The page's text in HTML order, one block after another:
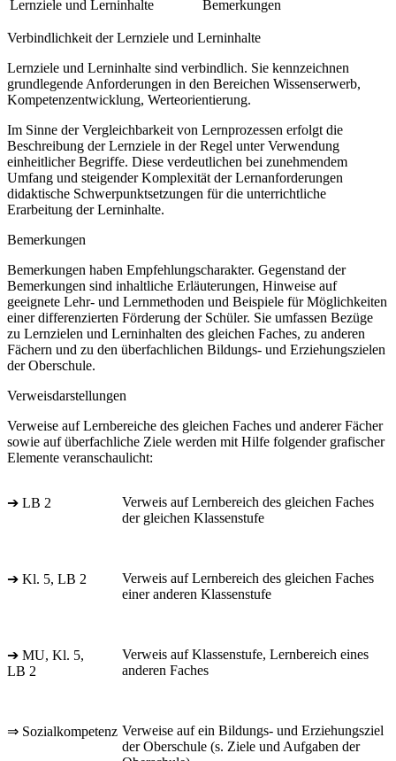
Lernziele und Lerninhalte Bemerkungen
Verbindlichkeit der Lernziele und Lerninhalte
Lernziele und Lerninhalte sind verbindlich. Sie kennzeichnen
grundlegende Anforderungen in den Bereichen Wissenserwerb,
Kompetenzentwicklung, Werteorientierung.
Im Sinne der Vergleichbarkeit von Lernprozessen erfolgt die
Beschreibung der Lernziele in der Regel unter Verwendung
einheitlicher Begriffe. Diese verdeutlichen bei zunehmendem
Umfang und steigender Komplexität der Lernanforderungen
didaktische Schwerpunktsetzungen für die unterrichtliche
Erarbeitung der Lerninhalte.
Bemerkungen
Bemerkungen haben Empfehlungscharakter. Gegenstand der
Bemerkungen sind inhaltliche Erläuterungen, Hinweise auf
geeignete Lehr- und Lernmethoden und Beispiele für Möglichkeiten
einer differenzierten Förderung der Schüler. Sie umfassen Bezüge
zu Lernzielen und Lerninhalten des gleichen Faches, zu anderen
Fächern und zu den überfachlichen Bildungs- und Erziehungszielen
der Oberschule.
Verweisdarstellungen
Verweise auf Lernbereiche des gleichen Faches und anderer Fächer
sowie auf überfachliche Ziele werden mit Hilfe folgender grafischer
Elemente veranschaulicht:
➔ LB 2
Verweis auf Lernbereich des gleichen Faches
der gleichen Klassenstufe
➔ Kl. 5, LB 2
Verweis auf Lernbereich des gleichen Faches
einer anderen Klassenstufe
➔ MU, Kl. 5,
LB 2
Verweis auf Klassenstufe, Lernbereich eines
anderen Faches
⇒ Sozialkompetenz Verweise auf ein Bildungs- und Erziehungsziel
der Oberschule (s. Ziele und Aufgaben der